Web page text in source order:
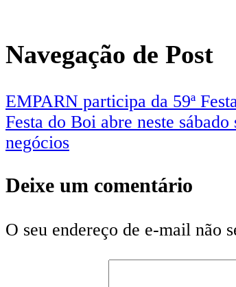
Navegação de Post
EMPARN participa da 59ª
Festa do Boi abre neste
negócios
Deixe um comentário
O seu endereço de e-mail não